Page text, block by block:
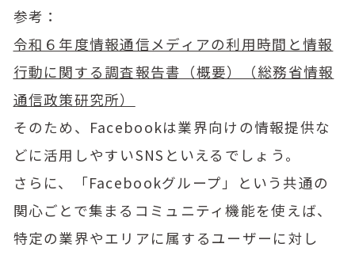
参考：
令和６年度情報通信メディアの利用時間と情報
行動に関する調査報告書（概要）（総務省情報
通信政策研究所）
そのため、Facebookは業界向けの情報提供な
どに活用しやすいSNSといえるでしょう。
さらに、「Facebookグループ」という共通の
関心ごとで集まるコミュニティ機能を使えば、
特定の業界やエリアに属するユーザーに対し